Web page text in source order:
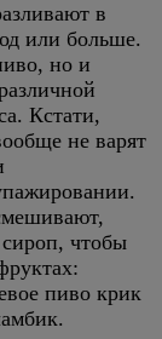
в
или больше.
но и
Кстати,
не варят
чтобы
пиво крик